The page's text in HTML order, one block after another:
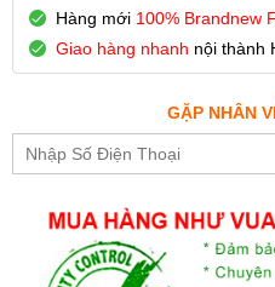
Hàng mới 100% Brandnew
Giao hàng nhanh nội thành
GẶP NHÂN